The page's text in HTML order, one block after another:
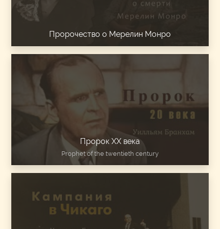
Пророчество о Мерелин Монро
Пророк ХХ века
Prophet of the twentieth century